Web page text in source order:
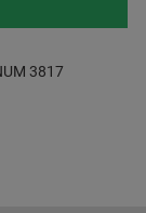
3817